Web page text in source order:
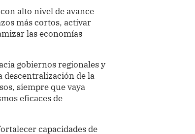
alto nivel de avance
más cortos, activar
las economías
gobiernos regionales y
descentralización de la
siempre que vaya
eficaces de
capacidades de